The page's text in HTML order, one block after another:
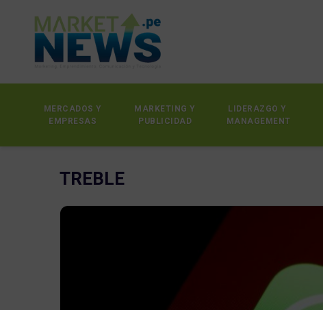
MERCADOS Y
EMPRESAS
MARKETING Y
PUBLICIDAD
LIDERAZGO Y
MANAGEMENT
TREBLE